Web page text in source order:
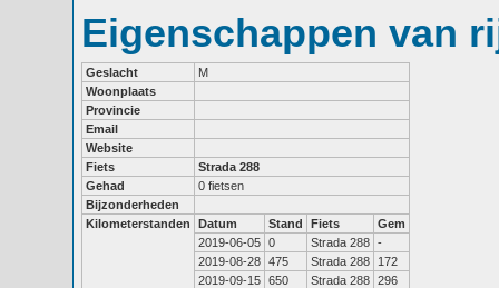
Eigenschappen van
Geslacht
M
Woonplaats
Provincie
Email
Website
Fiets
Strada 288
Gehad
0 fietsen
Bijzonderheden
Kilometerstanden
Datum Stand Fiets
Gem
2019-06-05 0 Strada 288 -
2019-08-28 475 Strada 288
172
2019-09-15 650 Strada 288 296